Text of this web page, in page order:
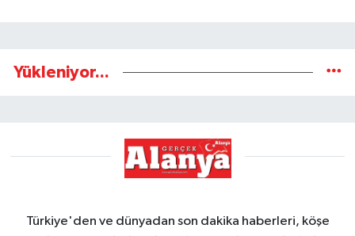
Yükleniyor...
Türkiye'den ve dünyadan son dakika haberleri, köşe